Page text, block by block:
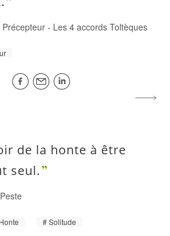
Précepteur - Les 4 accords Toltèques
de la honte à être
seul.
Honte Solitude